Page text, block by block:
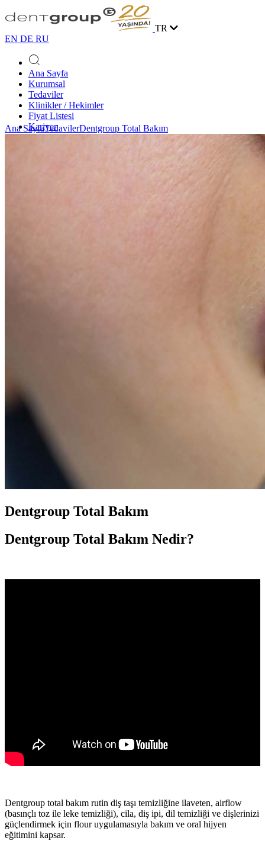
TR
EN DE RU
Ana Sayfa
Kurumsal
Tedaviler
Klinikler / Hekimler
Fiyat Listesi
Kariyer
Vaka Yarışması
Ana SayfaTedavilerDentgroup Total Bakım
Dentgroup Total Bakım
Dentgroup Total Bakım Nedir?
Dentgroup total bakım rutin diş taşı temizliğine ilaveten, airflow
(basınçlı toz ile leke temizliği), cila, diş ipi, dil temizliği ve dişlerinizi
güçlendirmek için flour uygulamasıyla bakım ve oral hijyen
eğitimini kapsar.